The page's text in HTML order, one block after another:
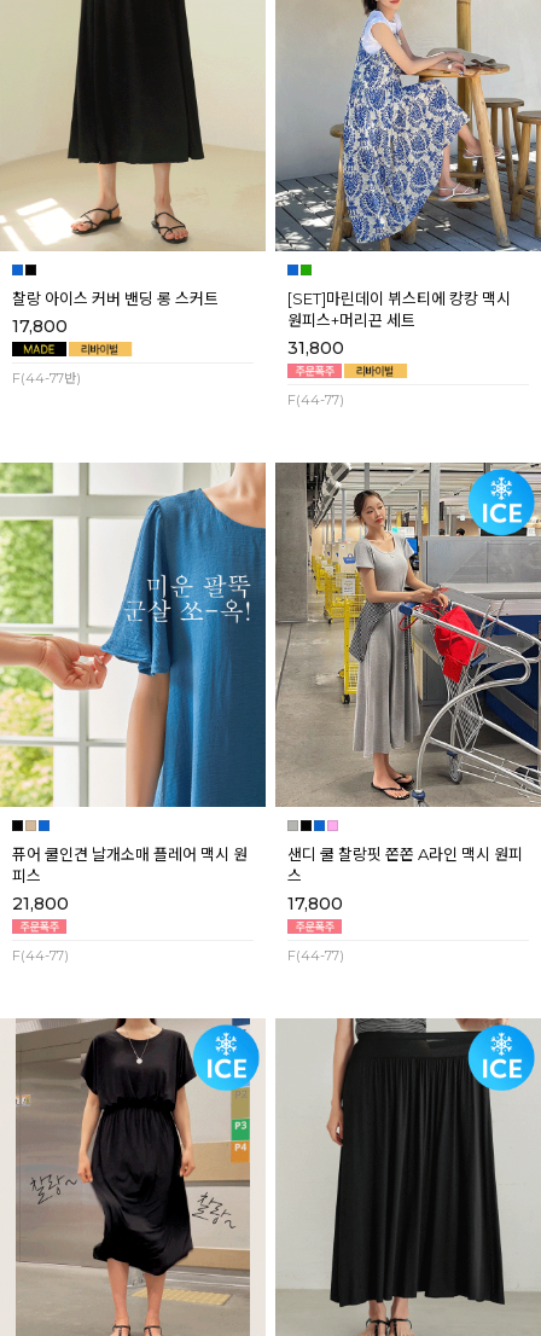
찰랑 아이스 커버 밴딩 롱 스커트
17,800
F(44-77반)
[SET]마린데이 뷔스티에 캉캉 맥시
원피스+머리끈 세트
31,800
F(44-77)
퓨어 쿨인견 날개소매 플레어 맥시 원
피스
21,800
F(44-77)
샌디 쿨 찰랑핏 쫀쫀 A라인 맥시 원피
스
17,800
F(44-77)